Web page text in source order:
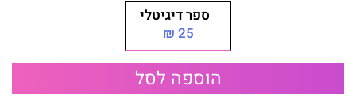
ספר דיגיטלי
25 ₪
הוספה לסל